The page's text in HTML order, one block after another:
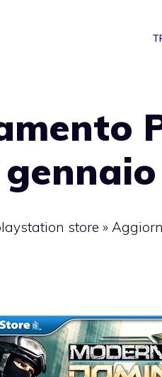
store »